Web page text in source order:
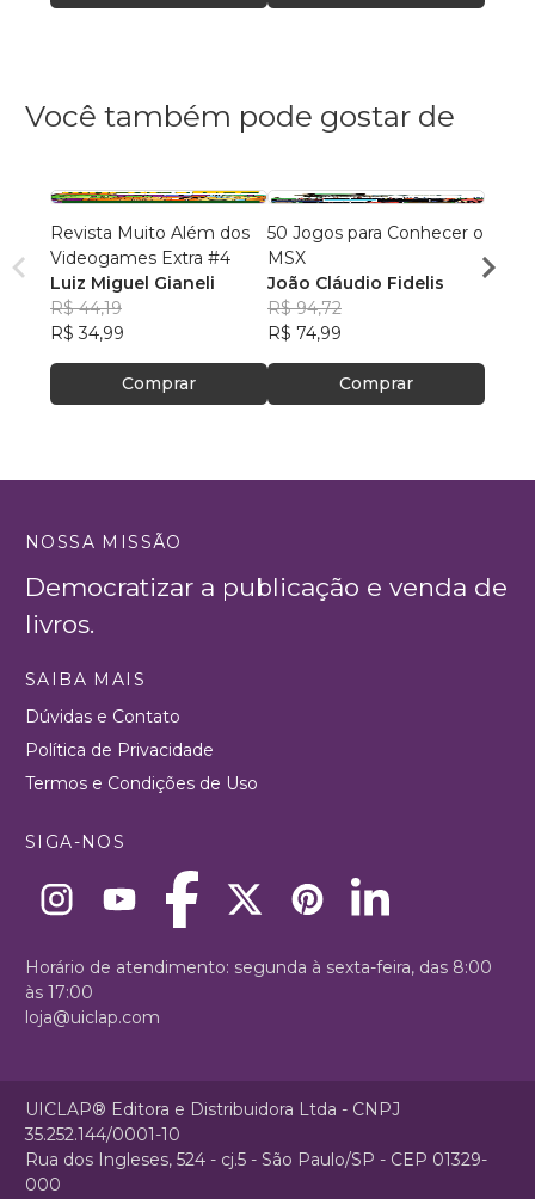
Você também pode gostar de
Revista Muito Além dos
Videogames Extra #4
Luiz Miguel Gianeli
R$ 44,19
R$ 34,99
Comprar
50 Jogos para Conhecer o
MSX
João Cláudio Fidelis
R$ 94,72
R$ 74,99
Comprar
L. M.
NOSSA MISSÃO
Democratizar a publicação e venda de
livros.
SAIBA MAIS
Dúvidas e Contato
Política de Privacidade
Termos e Condições de Uso
SIGA-NOS
Horário de atendimento: segunda à sexta-feira, das 8:00
às 17:00
loja@uiclap.com
UICLAP® Editora e Distribuidora Ltda - CNPJ
35.252.144/0001-10
Rua dos Ingleses, 524 - cj.5 - São Paulo/SP - CEP 01329-
000